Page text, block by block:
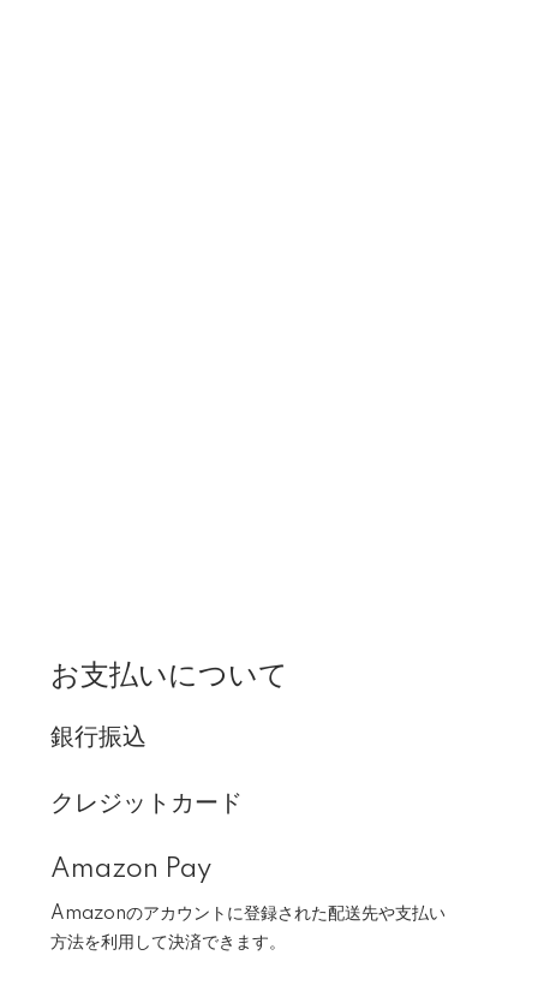
お支払いについて
銀行振込
クレジットカード
Amazon Pay
Amazonのアカウントに登録された配送先や支払い
方法を利用して決済できます。